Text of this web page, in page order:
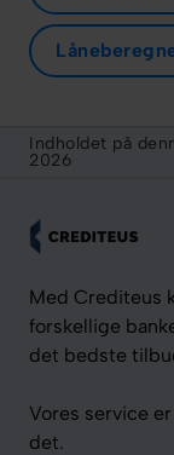
Indholdet på
2026
Med Crediteus
forskellige
det bedste
Vores service er
det.